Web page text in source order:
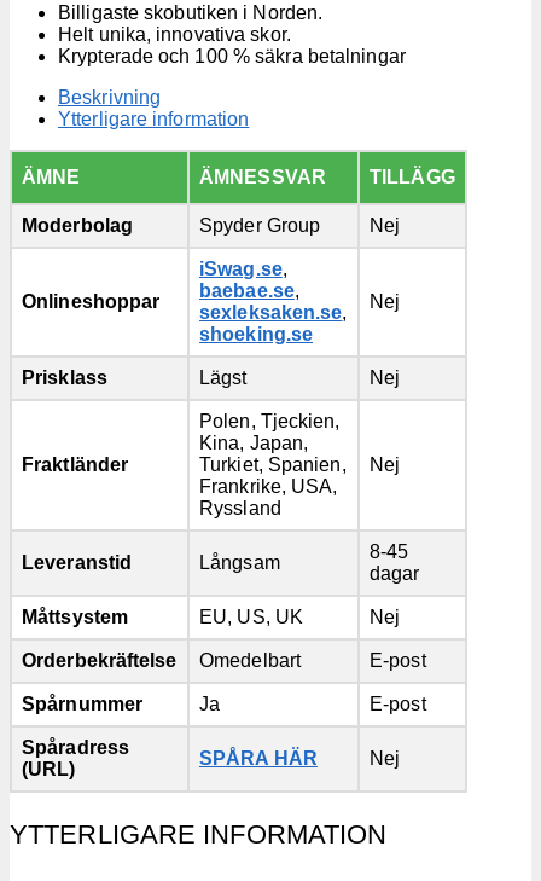
Billigaste skobutiken i Norden.
Helt unika, innovativa skor.
Krypterade och 100 % säkra betalningar
Beskrivning
Ytterligare information
ÄMNE ÄMNESSVAR TILLÄGG
Moderbolag Spyder Group Nej
Onlineshoppar
iSwag.se,
baebae.se,
sexleksaken.se,
shoeking.se
Nej
Prisklass Lägst Nej
Fraktländer
Polen, Tjeckien,
Kina, Japan,
Turkiet, Spanien,
Frankrike, USA,
Ryssland
Nej
Leveranstid Långsam
8-45
dagar
Måttsystem EU, US, UK Nej
Orderbekräftelse Omedelbart E-post
Spårnummer Ja E-post
Spåradress
(URL)
SPÅRA HÄR Nej
YTTERLIGARE INFORMATION